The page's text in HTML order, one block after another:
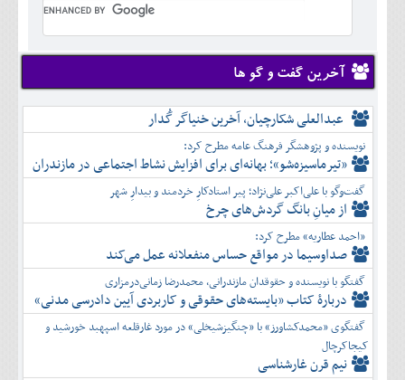
دی
بهمن
اسفند
آبان
آذر
دی
بهمن
اسفند
شهريور
مهر
آبان
آذر
دی
بهمن
اسفند
تير
مرداد
شهريور
مهر
آبان
آذر
دی
بهمن
اسفند
آخرین گفت و گو ها
عبدالعلی شکارچیان، آخرین خنیاگر گُدار
نویسنده و پژوهشگر فرهنگ عامه مطرح کرد:
«تیرماسیزه‌شو»؛ بهانه‌ای برای افزایش نشاط اجتماعی در مازندران
گفت‌وگو با علی‌اکبر علی‌نژاد؛ پیر استادکارِ خردمند و بیدارِ شهر
از میانِ بانگ گردش‌های چرخ
«احمد عطاریه» مطرح کرد:
صداوسیما در مواقع حساس منفعلانه عمل می‌کند
گفتگو با نویسنده و حقوقدان مازندرانی، محمدرضا زمانی‌درمزاری
دربارۀ کتاب ”بایسته‌های حقوقی و کاربردی آیین دادرسی مدنی»
گفتگوی «محمدکشاورز» با «چنگیزشیخلی» در مورد غارقلعه اسپهبد خورشید و
کیجاکرچال
نیم قرن غارشناسی